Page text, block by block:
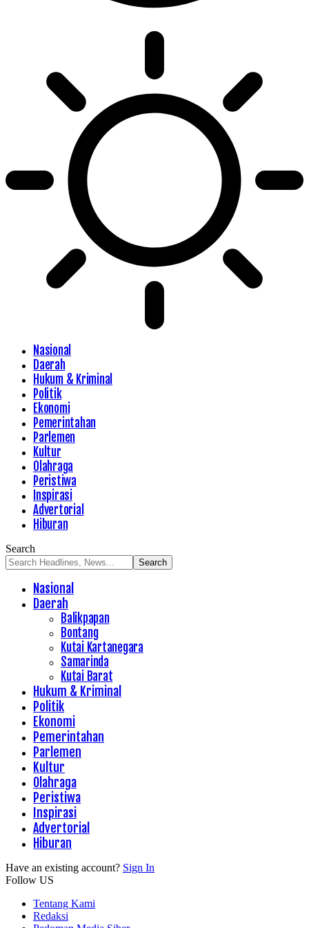
Nasional
Daerah
Hukum & Kriminal
Politik
Ekonomi
Pemerintahan
Parlemen
Kultur
Olahraga
Peristiwa
Inspirasi
Advertorial
Hiburan
Search
Nasional
Daerah
Balikpapan
Bontang
Kutai Kartanegara
Samarinda
Kutai Barat
Hukum & Kriminal
Politik
Ekonomi
Pemerintahan
Parlemen
Kultur
Olahraga
Peristiwa
Inspirasi
Advertorial
Hiburan
Have an existing account? Sign In
Follow US
Tentang Kami
Redaksi